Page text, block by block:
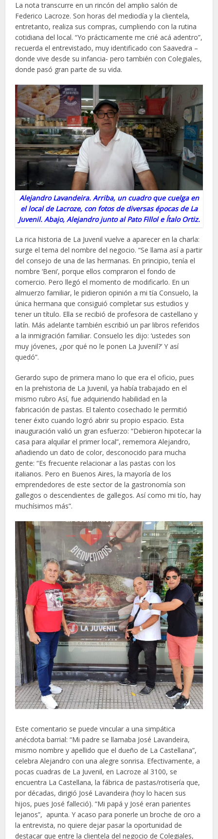
La nota transcurre en un rincón del amplio salón de
Federico Lacroze. Son horas del mediodía y la clientela,
entretanto, realiza sus compras, cumpliendo con la rutina
cotidiana del local. “Yo prácticamente me crié acá adentro”,
recuerda el entrevistado, muy identificado con Saavedra –
donde vive desde su infancia- pero también con Colegiales,
donde pasó gran parte de su vida.
Alejandro Lavandeira. Arriba, un cuadro que cuelga en
el local de Lacroze, con fotos de diversas épocas de La
Juvenil. Abajo, Alejandro junto al Pato Fillol e Ítalo Ortiz.
La rica historia de La Juvenil vuelve a aparecer en la charla:
surge el tema del nombre del negocio. “Se llama así a partir
del consejo de una de las hermanas. En principio, tenía el
nombre ‘Beni’, porque ellos compraron el fondo de
comercio. Pero llegó el momento de modificarlo. En un
almuerzo familiar, le pidieron opinión a mi tía Consuelo, la
única hermana que consiguió completar sus estudios y
tener un título. Ella se recibió de profesora de castellano y
latín. Más adelante también escribió un par libros referidos
a la inmigración familiar. Consuelo les dijo: ‘ustedes son
muy jóvenes, ¿por qué no le ponen La Juvenil?’ Y así
quedó”.
Gerardo supo de primera mano lo que era el oficio, pues
en la prehistoria de La Juvenil, ya había trabajado en el
mismo rubro Así, fue adquiriendo habilidad en la
fabricación de pastas. El talento cosechado le permitió
tener éxito cuando logró abrir su propio espacio. Esta
inauguración valió un gran esfuerzo: “Debieron hipotecar la
casa para alquilar el primer local”, rememora Alejandro,
añadiendo un dato de color, desconocido para mucha
gente: “Es frecuente relacionar a las pastas con los
italianos. Pero en Buenos Aires, la mayoría de los
emprendedores de este sector de la gastronomía son
gallegos o descendientes de gallegos. Así como mi tío, hay
muchísimos más”.
Este comentario se puede vincular a una simpática
anécdota barrial: “Mi padre se llamaba José Lavandeira,
mismo nombre y apellido que el dueño de La Castellana”,
celebra Alejandro con una alegre sonrisa. Efectivamente, a
pocas cuadras de La Juvenil, en Lacroze al 3100, se
encuentra La Castellana, la fábrica de pastas/rotisería que,
por décadas, dirigió José Lavandeira (hoy lo hacen sus
hijos, pues José falleció). “Mi papá y José eran parientes
lejanos”, apunta. Y acaso para ponerle un broche de oro a
la entrevista, no quiere dejar pasar la oportunidad de
destacar que entre la clientela del negocio de Colegiales,